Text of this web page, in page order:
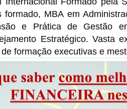
formado, MBA em
e Prática de Gestão
Estratégico. Vasta
formação executivas e